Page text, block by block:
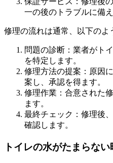
一の後のトラブルに備
修理の流れは通常、以下のよ
問題の診断：業者がト
を特定します。
修理方法の提案：原因
案し、承認を得ます。
修理作業：合意された
ます。
最終チェック：修理後
確認します。
トイレの水がたまらな